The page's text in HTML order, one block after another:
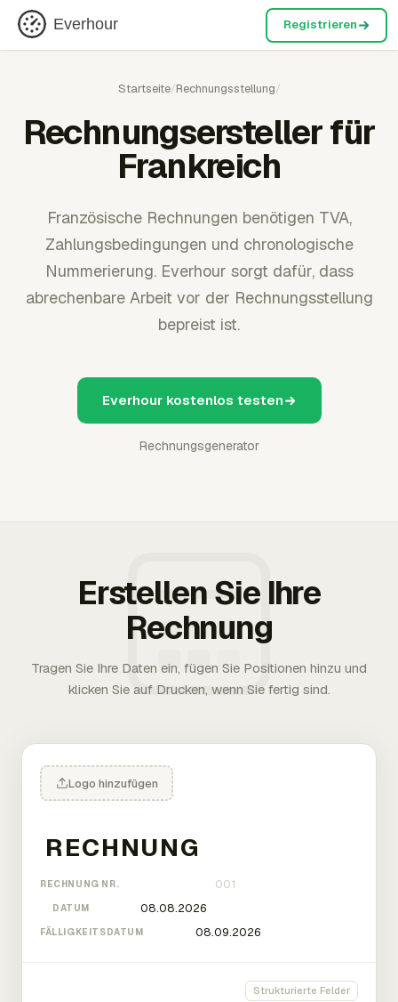
Everhour Registrieren
Startseite/Rechnungsstellung/
Rechnungsersteller für
Frankreich
Französische Rechnungen benötigen TVA,
Zahlungsbedingungen und chronologische
Nummerierung. Everhour sorgt dafür, dass
abrechenbare Arbeit vor der Rechnungsstellung
bepreist ist.
Everhour kostenlos testen
Rechnungsgenerator
Erstellen Sie Ihre
Rechnung
Tragen Sie Ihre Daten ein, fügen Sie Positionen hinzu und
klicken Sie auf Drucken, wenn Sie fertig sind.
Logo hinzufügen
RECHNUNG NR.
DATUM
FÄLLIGKEITSDATUM
Strukturierte Felder